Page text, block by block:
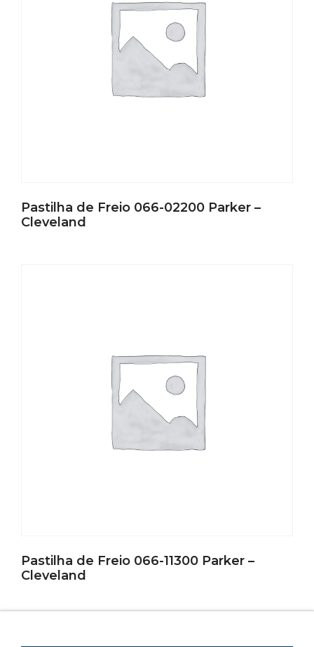
Pastilha de Freio 066-02200 Parker –
Cleveland
Pastilha de Freio 066-11300 Parker –
Cleveland